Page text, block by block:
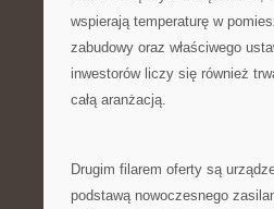
wspierają temperaturę w
zabudowy oraz właściwego
inwestorów liczy się również
całą aranżacją.
Drugim filarem oferty są
podstawą nowoczesnego